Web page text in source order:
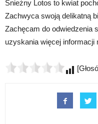
Śnieżny Lotos to kwiat
Zachwyca swoją delikatną
Zachęcam do odwiedzenia
uzyskania więcej informacji